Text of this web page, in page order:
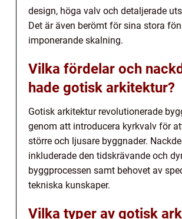
design, höga valv och detaljerade
Det är även berömt för sina stora
imponerande skalning.
Vilka fördelar och
hade gotisk arkitektur?
Gotisk arkitektur revolutionerade
genom att introducera kyrkvalv för
större och ljusare byggnader.
inkluderade den tidskrävande och
byggprocessen samt behovet av
tekniska kunskaper.
Vilka typer av gotisk